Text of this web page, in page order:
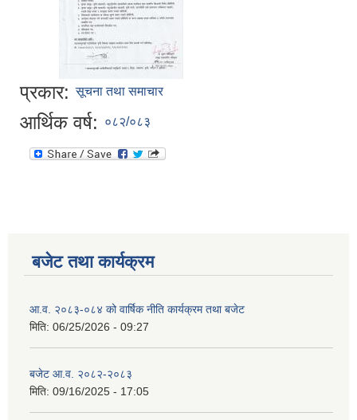
प्रकार: सूचना तथा समाचार
आर्थिक वर्ष: ०८२/०८३
बजेट तथा कार्यक्रम
आ.व. २०८३-०८४ को वार्षिक नीति कार्यक्रम तथा बजेट
मिति: 06/25/2026 - 09:27
बजेट आ.व. २०८२-२०८३
मिति: 09/16/2025 - 17:05